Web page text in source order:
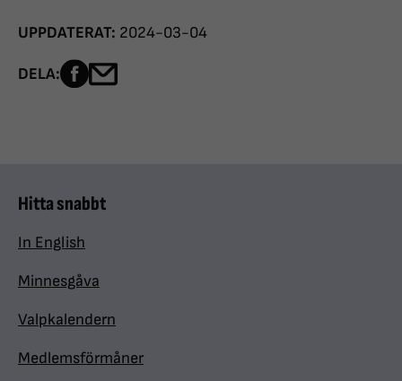
UPPDATERAT: 2024-03-04
DELA: Dela sidan på Facebook
Hitta snabbt
In English
Minnesgåva
Valpkalendern
Medlemsförmåner